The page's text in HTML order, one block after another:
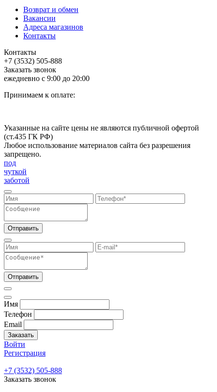
Возврат и обмен
Вакансии
Адреса магазинов
Контакты
Контакты
+7 (3532) 505-888
Заказать звонок
ежедневно с 9:00 до 20:00
Принимаем к оплате:
Указанные на сайте цены не являются публичной офертой
(ст.435 ГК РФ)
Любое использование материалов сайта без разрешения
запрещено.
под
чуткой
заботой
Отправить
Отправить
Имя
Телефон
Email
Заказать
Войти
Регистрация
+7 (3532) 505-888
Заказать звонок